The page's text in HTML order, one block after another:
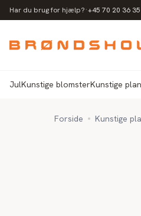
Har du brug for hjælp?·+45 70 20 36 35
JulKunstige blomsterKunstige
Forside Kunstige